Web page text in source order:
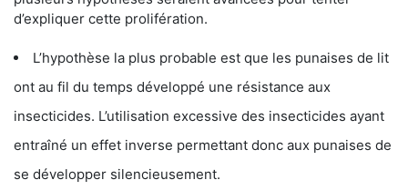
d’expliquer cette prolifération.
L’hypothèse la plus probable est que les punaises de lit
ont au fil du temps développé une résistance aux
insecticides. L’utilisation excessive des insecticides ayant
entraîné un effet inverse permettant donc aux punaises de
se développer silencieusement.